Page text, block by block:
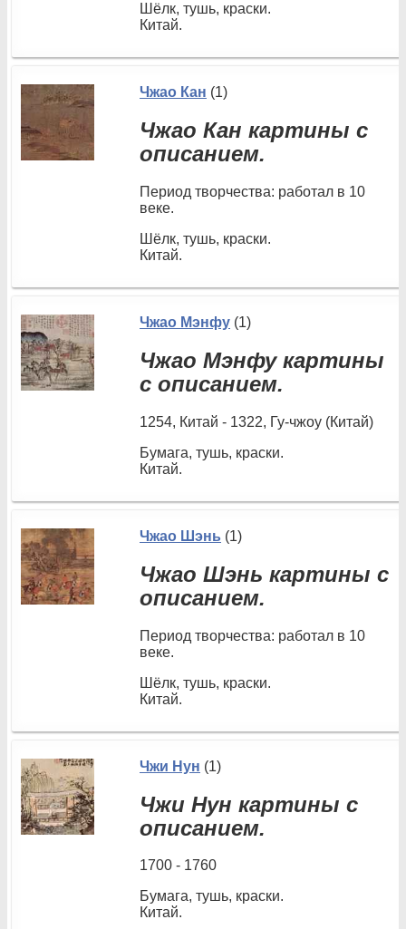
Шёлк, тушь, краски.
Китай.
Чжао Кан (1)
Чжао Кан картины с
описанием.
Период творчества: работал в 10
веке.
Шёлк, тушь, краски.
Китай.
Чжао Мэнфу (1)
Чжао Мэнфу картины
с описанием.
1254, Китай - 1322, Гу-чжоу (Китай)
Бумага, тушь, краски.
Китай.
Чжао Шэнь (1)
Чжао Шэнь картины с
описанием.
Период творчества: работал в 10
веке.
Шёлк, тушь, краски.
Китай.
Чжи Нун (1)
Чжи Нун картины с
описанием.
1700 - 1760
Бумага, тушь, краски.
Китай.